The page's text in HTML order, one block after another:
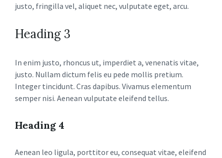
justo, fringilla vel, aliquet nec, vulputate eget, arcu.
Heading 3
In enim justo, rhoncus ut, imperdiet a, venenatis vitae,
justo. Nullam dictum felis eu pede mollis pretium.
Integer tincidunt. Cras dapibus. Vivamus elementum
semper nisi. Aenean vulputate eleifend tellus.
Heading 4
Aenean leo ligula, porttitor eu, consequat vitae, eleifend